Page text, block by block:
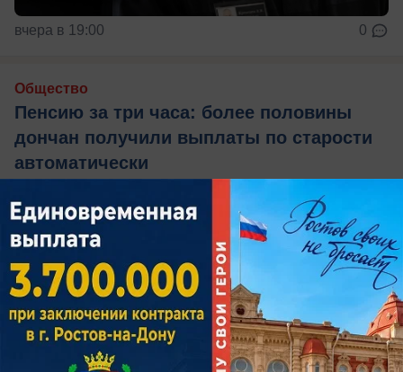
вчера в 19:00 0
Общество
Пенсию за три часа: более половины
дончан получили выплаты по старости
автоматически
В СФР объяснили, кому в Ростовской области
могут назначить пенсию в упрощенном порядке